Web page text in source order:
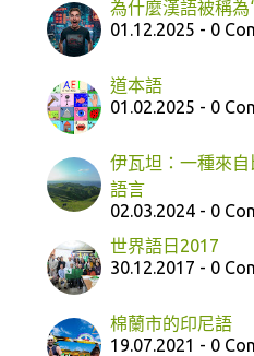
為什麼漢語被稱為
01.12.2025 - 0
道本語
01.02.2025 - 0
伊瓦坦：一種來
語言
02.03.2024 - 0
世界語日2017
30.12.2017 - 0
棉蘭市的印尼語
19.07.2021 - 0